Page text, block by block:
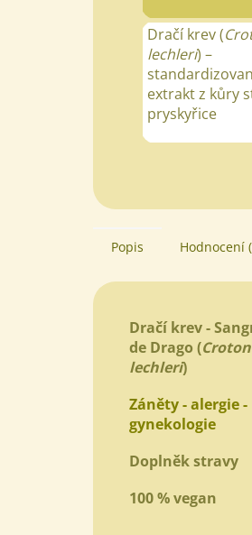
Dračí krev (
lechleri) –
extrakt z kůry
pryskyřice
Popis Hodnocení
Dračí krev -
de Drago (Croton
lechleri)
Záněty - alergie -
gynekologie
Doplněk stravy
100 % vegan